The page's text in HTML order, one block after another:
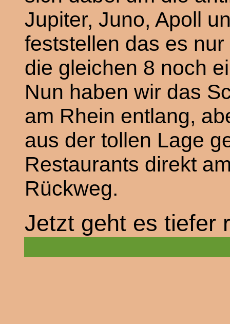
Jupiter, Juno, Apoll
feststellen das es
die gleichen 8 noch
Nun haben wir das
am Rhein entlang,
aus der tollen Lage
Restaurants direkt
Rückweg.
Jetzt geht es tiefer